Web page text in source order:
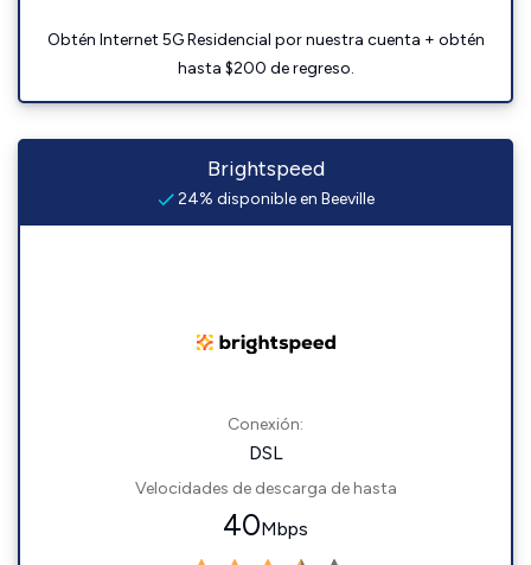
Obtén Internet 5G Residencial por nuestra cuenta + obtén
hasta $200 de regreso.
Brightspeed
24% disponible en Beeville
Conexión:
DSL
Velocidades de descarga de hasta
40Mbps